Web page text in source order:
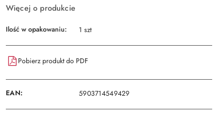
Więcej o produkcie
Ilość w opakowaniu: 1 szt
Pobierz produkt do PDF
EAN: 5903714549429